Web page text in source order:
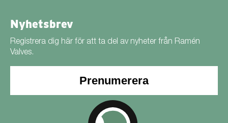
Nyhetsbrev
Registrera dig här för att ta del av nyheter från Ramén
Valves.
Prenumerera